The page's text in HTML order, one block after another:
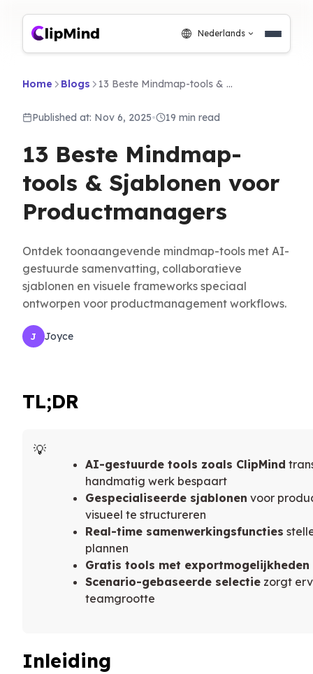
Nederlands
Home Blogs 13 Beste Mindmap-tools & Sjablonen voor Productmanagers
Published at: Nov 6, 2025• 19 min read
13 Beste Mindmap-
tools & Sjablonen voor
Productmanagers
Ontdek toonaangevende mindmap-tools met AI-
gestuurde samenvatting, collaboratieve
sjablonen en visuele frameworks speciaal
ontworpen voor productmanagement workflows.
J Joyce
TL;DR
AI-gestuurde tools zoals ClipMind
handmatig werk bespaart
Gespecialiseerde sjablonen voor
visueel te structureren
Real-time samenwerkingsfuncties
plannen
Gratis tools met exportmogelijkheden
Scenario-gebaseerde selectie zorgt
teamgrootte
Inleiding